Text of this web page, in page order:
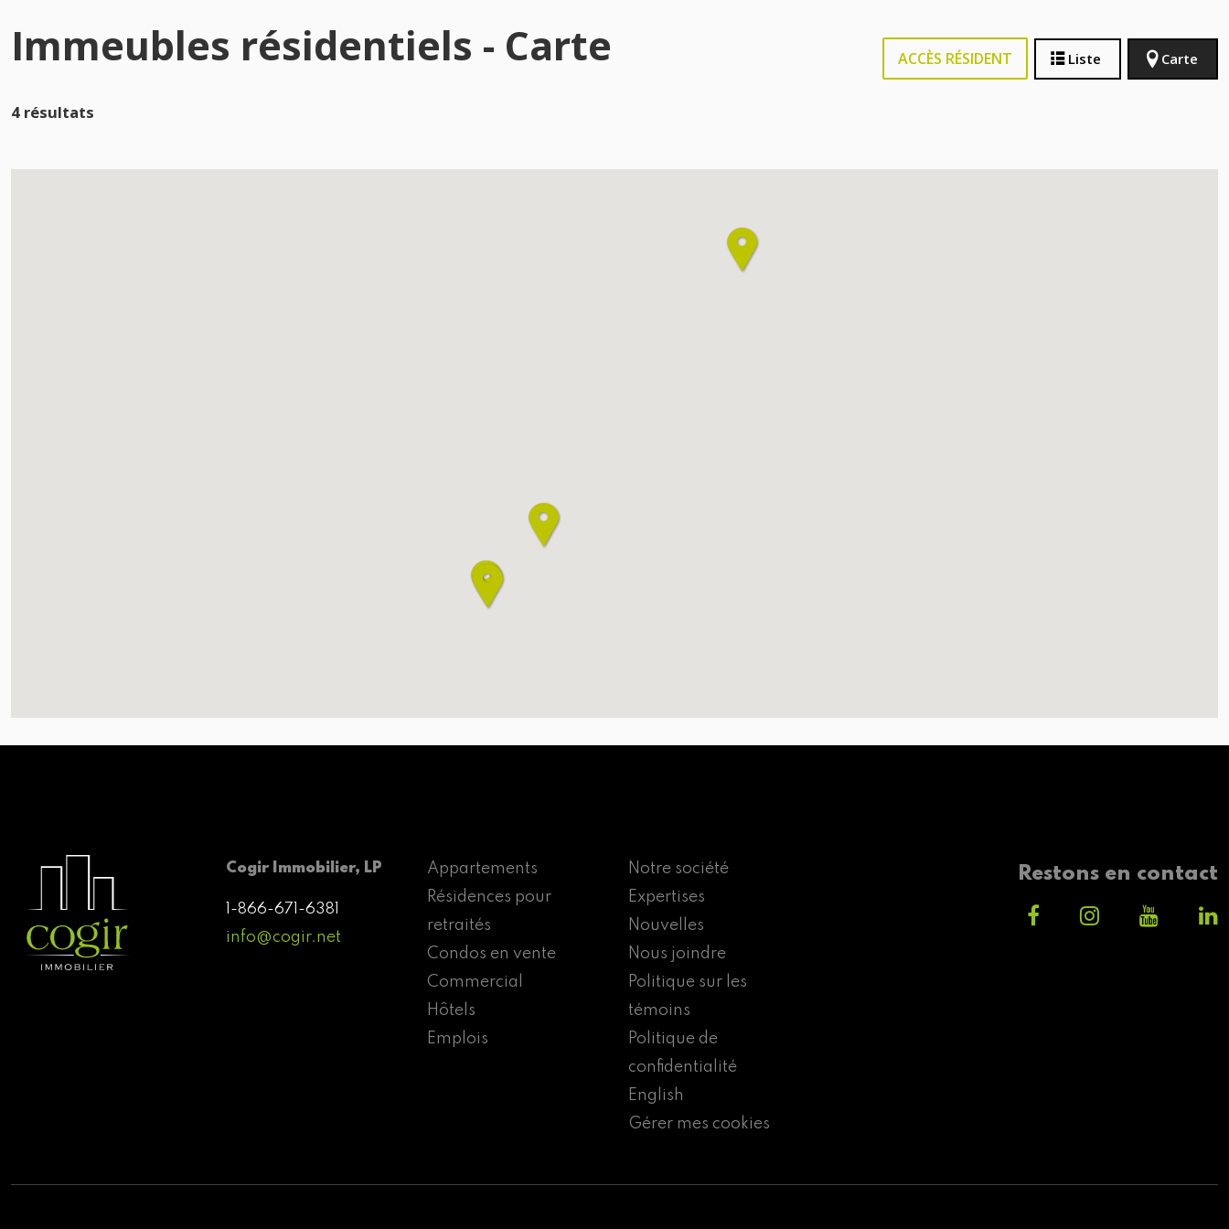
Immeubles résidentiels - Carte
4 résultats
ACCÈS RÉSIDENT Liste Carte
Cogir Immobilier, LP
1-866-671-6381
info@cogir.net
Appartements
Résidences pour
retraités
Condos en vente
Commercial
Hôtels
Emplois
Notre société
Expertises
Nouvelles
Nous joindre
Politique sur les
témoins
Politique de
confidentialité
English
Gérer mes cookies
Restons en contact